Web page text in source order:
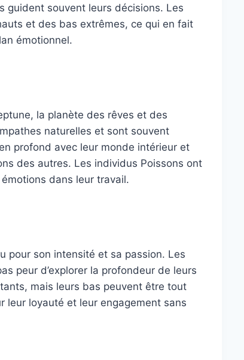
guident souvent leurs décisions. Les
et des bas extrêmes, ce qui en fait
émotionnel.
la planète des rêves et des
naturelles et sont souvent
profond avec leur monde intérieur et
des autres. Les individus Poissons ont
dans leur travail.
pour son intensité et sa passion. Les
peur d’explorer la profondeur de leurs
mais leurs bas peuvent être tout
leur loyauté et leur engagement sans